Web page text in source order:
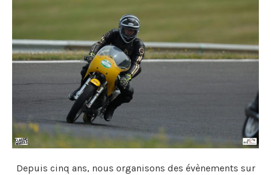
Depuis cinq ans, nous organisons des évènements sur